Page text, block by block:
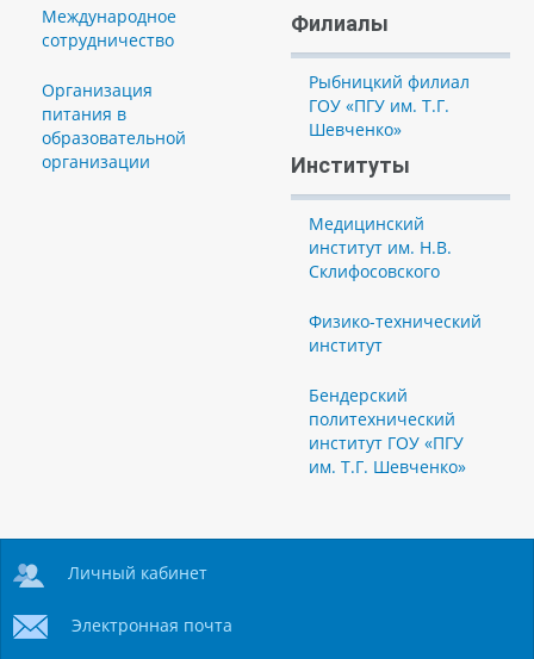
Международное
сотрудничество
Организация
питания в
образовательной
организации
Филиалы
Рыбницкий филиал
ГОУ «ПГУ им. Т.Г.
Шевченко»
Институты
Медицинский
институт им. Н.В.
Склифосовского
Физико-технический
институт
Бендерский
политехнический
институт ГОУ «ПГУ
им. Т.Г. Шевченко»
Личный кабинет
Электронная почта